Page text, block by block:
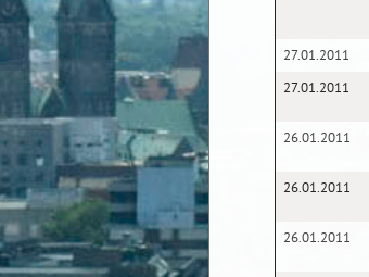
27.01.2011
27.01.2011
26.01.2011
26.01.2011
26.01.2011